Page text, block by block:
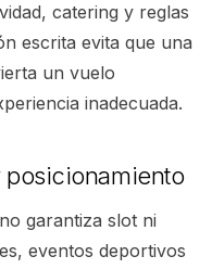
catering y reglas
escrita evita que una
un vuelo
inadecuada.
posicionamiento
garantiza slot ni
eventos deportivos